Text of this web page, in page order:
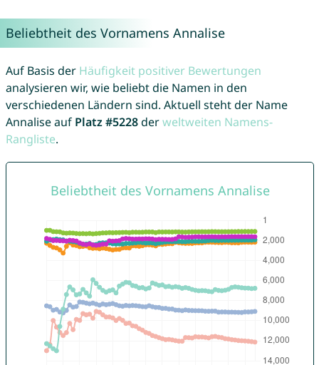
Beliebtheit des Vornamens Annalise
Auf Basis der Häufigkeit positiver Bewertungen
analysieren wir, wie beliebt die Namen in den
verschiedenen Ländern sind. Aktuell steht der Name
Annalise auf Platz #5228derweltweiten Namens-
Rangliste.